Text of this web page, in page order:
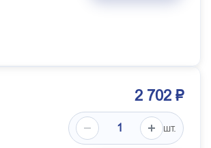
2 702 ₽
шт.